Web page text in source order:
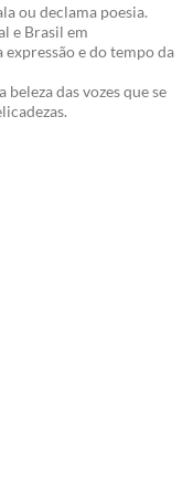
ou declama poesia.
e Brasil em
e do tempo da
das vozes que se